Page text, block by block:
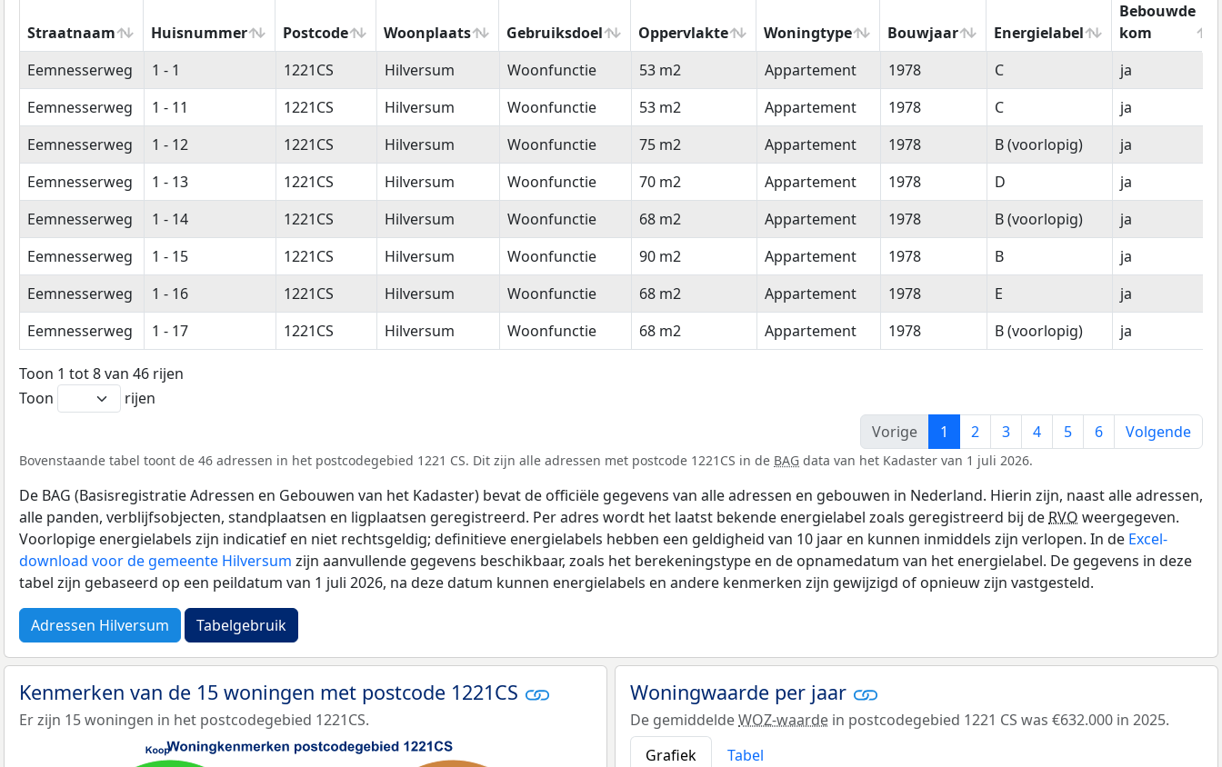
Straatnaam Huisnummer Postcode Woonplaats Gebruiksdoel Oppervlakte Woningtype Bouwjaar Energielabel
Bebouwde
kom
Straatnaam
Huisnummer Postcode Woonplaats Gebruiksdoel Oppervlakte Woningtype Bouwjaar Energielabel
Bebouwde
kom
Eemnesserweg 1 - 1 1221CS Hilversum Woonfunctie 53 m2 Appartement 1978 C
ja
Eemnesserweg
1 - 11 1221CS Hilversum Woonfunctie 53 m2 Appartement 1978 C
ja
Eemnesserweg
1 - 12 1221CS Hilversum Woonfunctie 75 m2 Appartement 1978 B (voorlopig)
ja
Eemnesserweg
1 - 13 1221CS Hilversum Woonfunctie 70 m2 Appartement 1978 D
ja
Eemnesserweg
1 - 14 1221CS Hilversum Woonfunctie 68 m2 Appartement 1978 B (voorlopig)
ja
Eemnesserweg
1 - 15 1221CS Hilversum Woonfunctie 90 m2 Appartement 1978 B
ja
Eemnesserweg
1 - 16 1221CS Hilversum Woonfunctie 68 m2 Appartement 1978 E
ja
Eemnesserweg
1 - 17 1221CS Hilversum Woonfunctie 68 m2 Appartement 1978 B (voorlopig) ja
Toon 1 tot 8 van 46 rijen
Toon
rijen
Vorige
1 2 3 4 5 6 Volgende
Bovenstaande tabel toont de 46 adressen in het postcodegebied 1221 CS. Dit zijn alle adressen met postcode 1221CS in de BAG data van het Kadaster van 1 juli 2026.
De BAG (Basisregistratie Adressen en Gebouwen van het Kadaster) bevat de officiële gegevens van alle adressen en gebouwen in Nederland. Hierin zijn, naast alle adressen,
alle panden, verblijfsobjecten, standplaatsen en ligplaatsen geregistreerd. Per adres wordt het laatst bekende energielabel zoals geregistreerd bij de RVO weergegeven.
Voorlopige energielabels zijn indicatief en niet rechtsgeldig; definitieve energielabels hebben een geldigheid van 10 jaar en kunnen inmiddels zijn verlopen. In de Excel-
download voor de gemeente Hilversum zijn aanvullende gegevens beschikbaar, zoals het berekeningstype en de opnamedatum van het energielabel. De gegevens in deze
tabel zijn gebaseerd op een peildatum van 1 juli 2026, na deze datum kunnen energielabels en andere kenmerken zijn gewijzigd of opnieuw zijn vastgesteld.
Adressen Hilversum Tabelgebruik
Kenmerken van de 15 woningen met postcode 1221CS
Er zijn 15 woningen in het postcodegebied 1221CS.
Woningwaarde per jaar
De gemiddeldeWOZ-waarde in postcodegebied 1221 CS was €632.000 in 2025.
Grafiek
Tabel